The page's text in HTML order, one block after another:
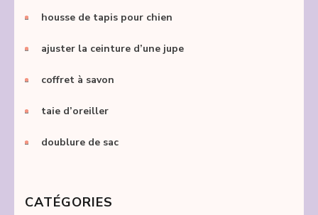
housse de tapis pour chien
ajuster la ceinture d’une jupe
coffret à savon
taie d’oreiller
doublure de sac
CATÉGORIES